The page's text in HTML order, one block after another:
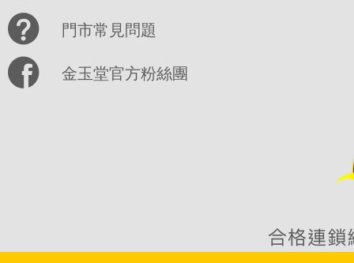
門市常見問題
金玉堂官方粉絲團